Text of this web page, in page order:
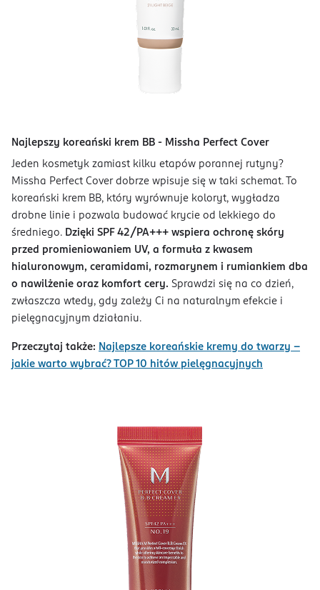
Najlepszy koreański krem BB - Missha Perfect Cover
Jeden kosmetyk zamiast kilku etapów porannej rutyny?
Missha Perfect Cover dobrze wpisuje się w taki schemat. To
koreański krem BB, który wyrównuje koloryt, wygładza
drobne linie i pozwala budować krycie od lekkiego do
średniego. Dzięki SPF 42/PA+++ wspiera ochronę skóry
przed promieniowaniem UV, a formuła z kwasem
hialuronowym, ceramidami, rozmarynem i rumiankiem dba
o nawilżenie oraz komfort cery. Sprawdzi się na co dzień,
zwłaszcza wtedy, gdy zależy Ci na naturalnym efekcie i
pielęgnacyjnym działaniu.
Przeczytaj także: Najlepsze koreańskie kremy do twarzy –
jakie warto wybrać? TOP 10 hitów pielęgnacyjnych